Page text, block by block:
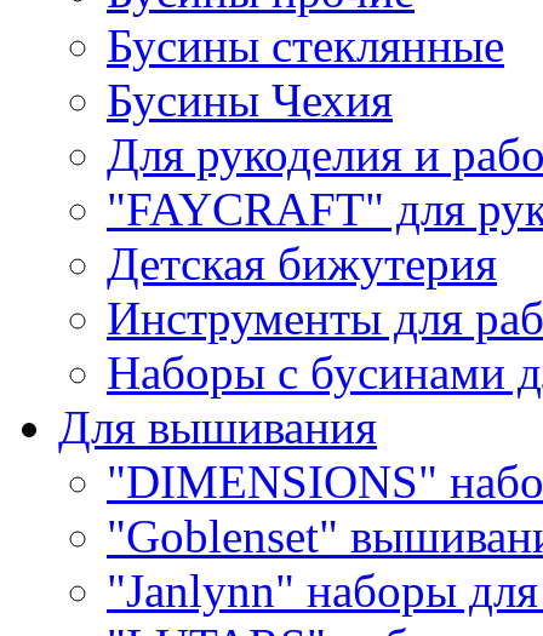
Бусины стеклянные
Бусины Чехия
Для рукоделия и
"FAYCRAFT" для
Детская бижутерия
Инструменты для
Наборы с бусинами
Для вышивания
"DIMENSIONS"
"Goblenset"
"Janlynn" наборы